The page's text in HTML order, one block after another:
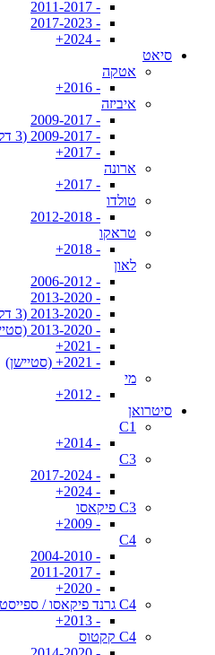
- 2011-2017
- 2017-2023
- 2024+
סיאט
אטקה
- 2016+
איביזה
- 2009-2017
- 2009-2017 (3 דלתות)
- 2017+
ארונה
- 2017+
טולדו
- 2012-2018
טראקו
- 2018+
לאון
- 2006-2012
- 2013-2020
- 2013-2020 (3 דלתות)
- 2013-2020 (סטיישן)
- 2021+
- 2021+ (סטיישן)
מי
- 2012+
סיטרואן
C1
- 2014+
C3
- 2017-2024
- 2024+
C3 פיקאסו
- 2009+
C4
- 2004-2010
- 2011-2017
- 2020+
C4 גרנד פיקאסו / ספייסטורר
- 2013+
C4 קקטוס